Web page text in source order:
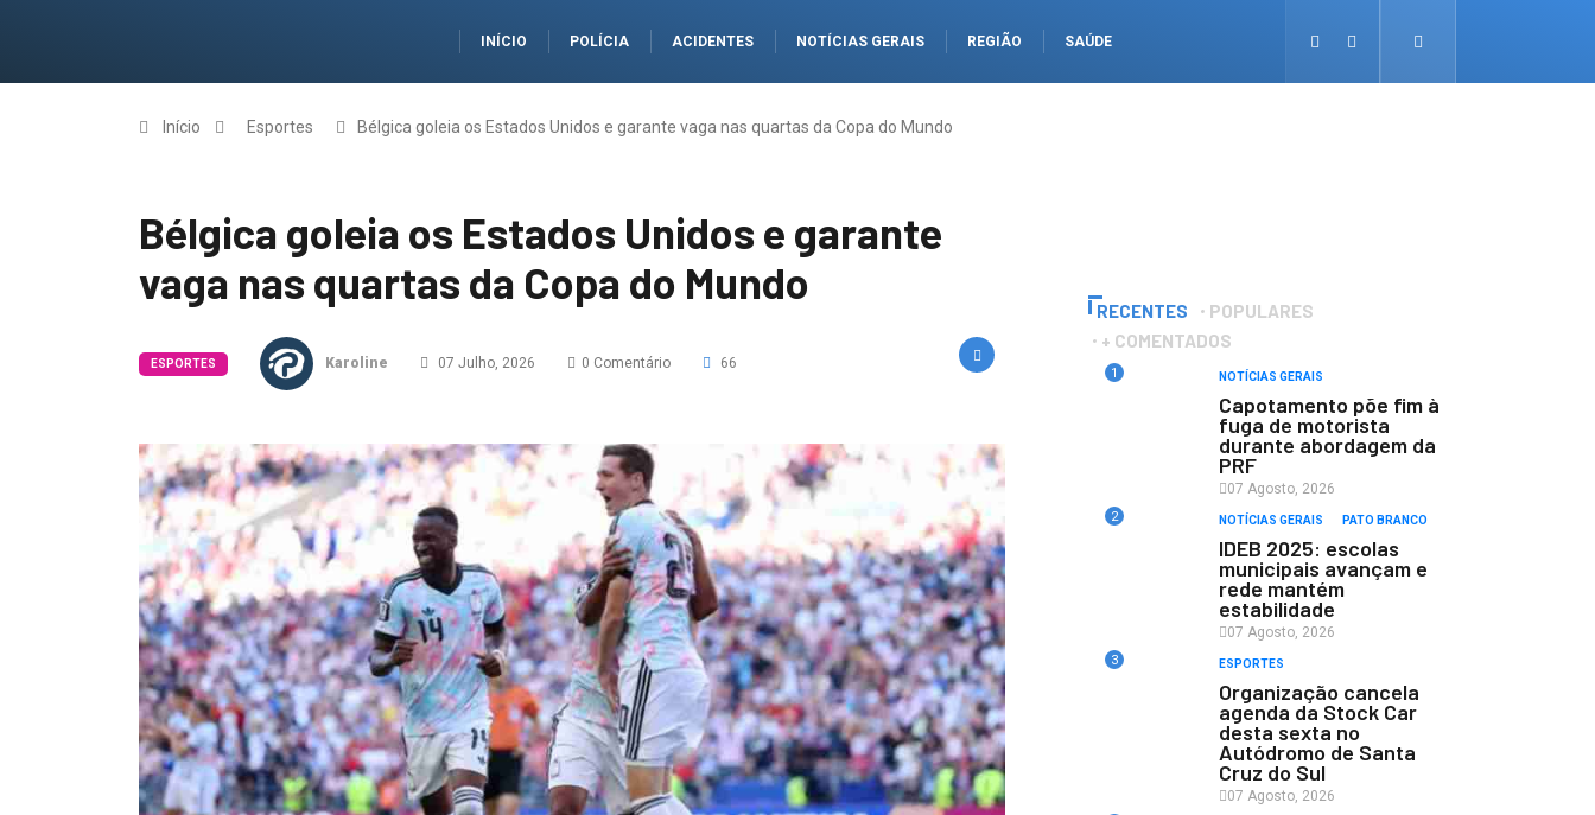
INÍCIO POLÍCIA ACIDENTES NOTÍCIAS GERAIS REGIÃO SAÚDE
Início Esportes Bélgica goleia os Estados Unidos e garante vaga nas quartas da Copa do Mundo
Bélgica goleia os Estados Unidos e garante
vaga nas quartas da Copa do Mundo
ESPORTES Karoline 07 Julho, 2026 0 Comentário 66
RECENTES
POPULARES
+ COMENTADOS
1 NOTÍCIAS GERAIS
Capotamento põe fim à
fuga de motorista
durante abordagem da
PRF
07 Agosto, 2026
2 NOTÍCIAS GERAIS PATO BRANCO
IDEB 2025: escolas
municipais avançam e
rede mantém
estabilidade
07 Agosto, 2026
3 ESPORTES
Organização cancela
agenda da Stock Car
desta sexta no
Autódromo de Santa
Cruz do Sul
07 Agosto, 2026